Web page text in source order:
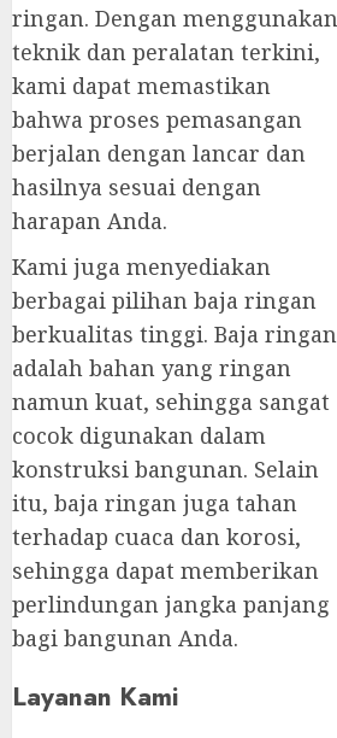
ringan. Dengan menggunakan
teknik dan peralatan terkini,
kami dapat memastikan
bahwa proses pemasangan
berjalan dengan lancar dan
hasilnya sesuai dengan
harapan Anda.
Kami juga menyediakan
berbagai pilihan baja ringan
berkualitas tinggi. Baja ringan
adalah bahan yang ringan
namun kuat, sehingga sangat
cocok digunakan dalam
konstruksi bangunan. Selain
itu, baja ringan juga tahan
terhadap cuaca dan korosi,
sehingga dapat memberikan
perlindungan jangka panjang
bagi bangunan Anda.
Layanan Kami